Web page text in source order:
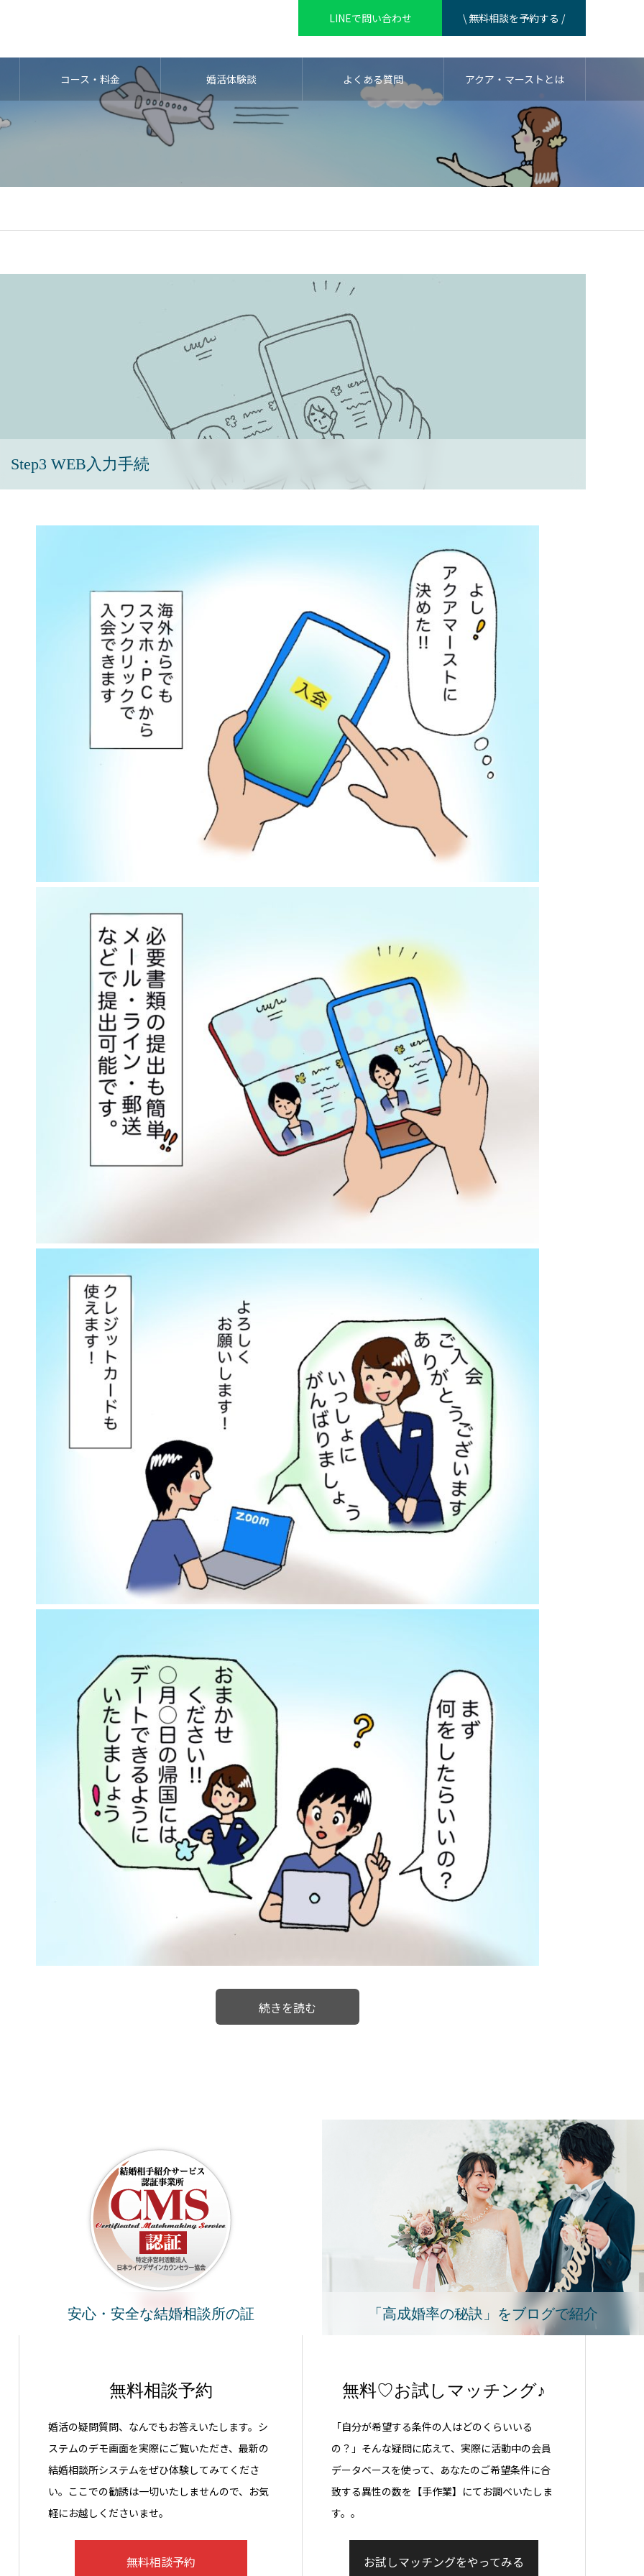
LINEで問い合わせ \ 無料相談を予約する /
コース・料金 婚活体験談 よくある質問 アクア・マーストとは
Step3 WEB入力手続
続きを読む
安心・安全な結婚相談所の証 「高成婚率の秘訣」をブログで紹介
無料相談予約
婚活の疑問質問、なんでもお答えいたします。シ
ステムのデモ画面を実際にご覧いただき、最新の
結婚相談所システムをぜひ体験してみてくださ
い。ここでの勧誘は一切いたしませんので、お気
軽にお越しくださいませ。
無料相談予約
無料♡お試しマッチング♪
「自分が希望する条件の人はどのくらいいる
の？」そんな疑問に応えて、実際に活動中の会員
データベースを使って、あなたのご希望条件に合
致する異性の数を【手作業】にてお調べいたしま
す。。
お試しマッチングをやってみる